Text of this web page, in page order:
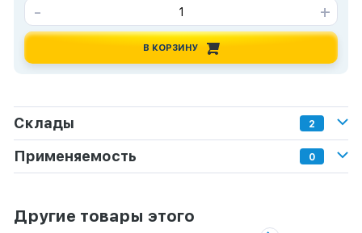
- +
В КОРЗИНУ
Склады 2
Применяемость 0
Другие товары этого